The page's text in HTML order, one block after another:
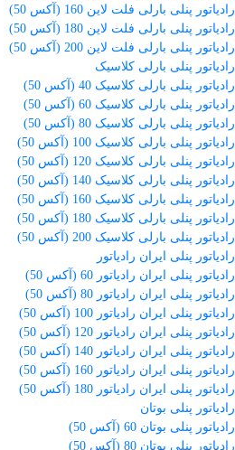
رادیاتور پنلی بارلی فلت لاین 160 (آکس 50)
رادیاتور پنلی بارلی فلت لاین 180 (آکس 50)
رادیاتور پنلی بارلی فلت لاین 200 (آکس 50)
رادیاتور پنلی بارلی کلاسیک
رادیاتور پنلی بارلی کلاسیک 40 (آکس 50)
رادیاتور پنلی بارلی کلاسیک 60 (آکس 50)
رادیاتور پنلی بارلی کلاسیک 80 (آکس 50)
رادیاتور پنلی بارلی کلاسیک 100 (آکس 50)
رادیاتور پنلی بارلی کلاسیک 120 (آکس 50)
رادیاتور پنلی بارلی کلاسیک 140 (آکس 50)
رادیاتور پنلی بارلی کلاسیک 160 (آکس 50)
رادیاتور پنلی بارلی کلاسیک 180 (آکس 50)
رادیاتور پنلی بارلی کلاسیک 200 (آکس 50)
رادیاتور پنلی ایران رادیاتور
رادیاتور پنلی ایران رادیاتور 60 (آکس 50)
رادیاتور پنلی ایران رادیاتور 80 (آکس 50)
رادیاتور پنلی ایران رادیاتور 100 (آکس 50)
رادیاتور پنلی ایران رادیاتور 120 (آکس 50)
رادیاتور پنلی ایران رادیاتور 140 (آکس 50)
رادیاتور پنلی ایران رادیاتور 160 (آکس 50)
رادیاتور پنلی ایران رادیاتور 180 (آکس 50)
رادیاتور پنلی بوتان
رادیاتور پنلی بوتان 60 (آکس 50)
رادیاتور پنلی بوتان 80 (آکس 50)